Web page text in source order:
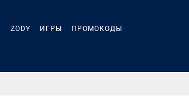
ZODY ИГРЫ ПРОМОКОДЫ